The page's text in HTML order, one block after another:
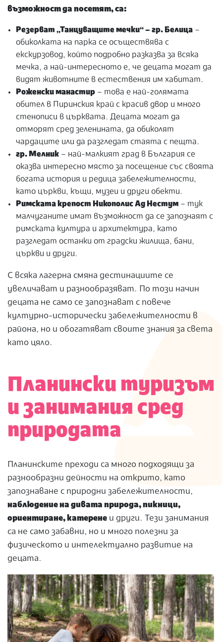
възможност да посетят, са:
Резерват „Танцуващите мечки“ – гр. Белица –
обиколката на парка се осъществява с
екскурзовод, който подробно разказва за всяка
мечка, а най-интересното е, че децата могат да
видят животните в естествения им хабитат.
Роженски манастир – това е най-голямата
обител в Пиринския край с красив двор и много
стенописи в църквата. Децата могат да
отморят сред зеленината, да обиколят
чардаците или да разгледат стаята с пещта.
гр. Мелник – най-малкият град в България се
оказва интересно място за посещение със своята
богата история и редица забележителности,
като църкви, къщи, музеи и други обекти.
Римската крепост Никополис Ад Нестум – тук
малчуганите имат възможност да се запознаят с
римската култура и архитектура, като
разгледат останки от градски жилища, бани,
църкви и други.
С всяка лагерна смяна дестинациите се
увеличават и разнообразяват. По този начин
децата не само се запознават с повече
културно-исторически забележителности в
района, но и обогатяват своите знания за света
като цяло.
Планински туризъм
и занимания сред
природата
Планинските преходи са много подходящи за
разнообразни дейности на открито, като
запознаване с природни забележителности,
наблюдение на дивата природа, пикници,
ориентиране, катерене и други. Тези занимания
са не само забавни, но и много полезни за
физическото и интелектуално развитие на
децата.